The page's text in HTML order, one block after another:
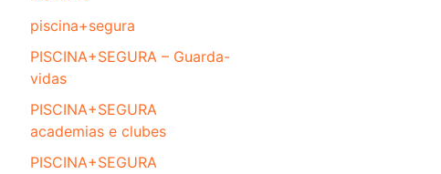
piscina+segura
PISCINA+SEGURA – Guarda-
vidas
PISCINA+SEGURA
academias e clubes
PISCINA+SEGURA